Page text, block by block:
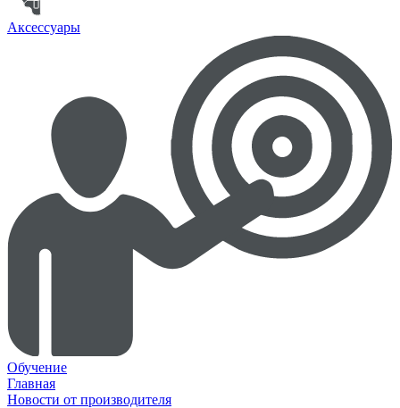
Аксессуары
Обучение
Главная
Новости от производителя